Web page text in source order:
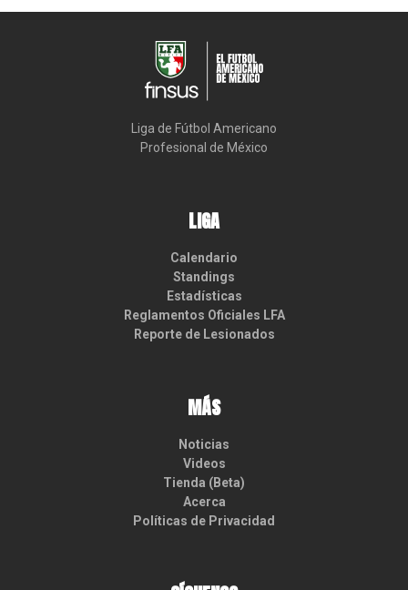
Liga de Fútbol Americano
Profesional de México
LIGA
Calendario
Standings
Estadísticas
Reglamentos Oficiales LFA
Reporte de Lesionados
MÁS
Noticias
Videos
Tienda (Beta)
Acerca
Políticas de Privacidad